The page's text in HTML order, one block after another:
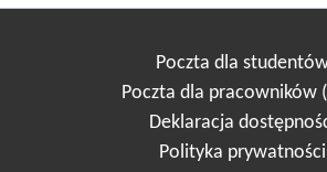
Poczta dla
Poczta dla pracowników
Deklaracja
Polityka prywatności